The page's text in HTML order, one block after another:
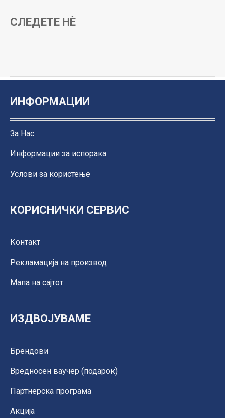
СЛЕДЕТЕ НЀ
ИНФОРМАЦИИ
За Нас
Информации за испорака
Услови за користење
КОРИСНИЧКИ СЕРВИС
Контакт
Рекламација на производ
Мапа на сајтот
ИЗДВОЈУВАМЕ
Брендови
Вредносен ваучер (подарок)
Партнерска програма
Акција